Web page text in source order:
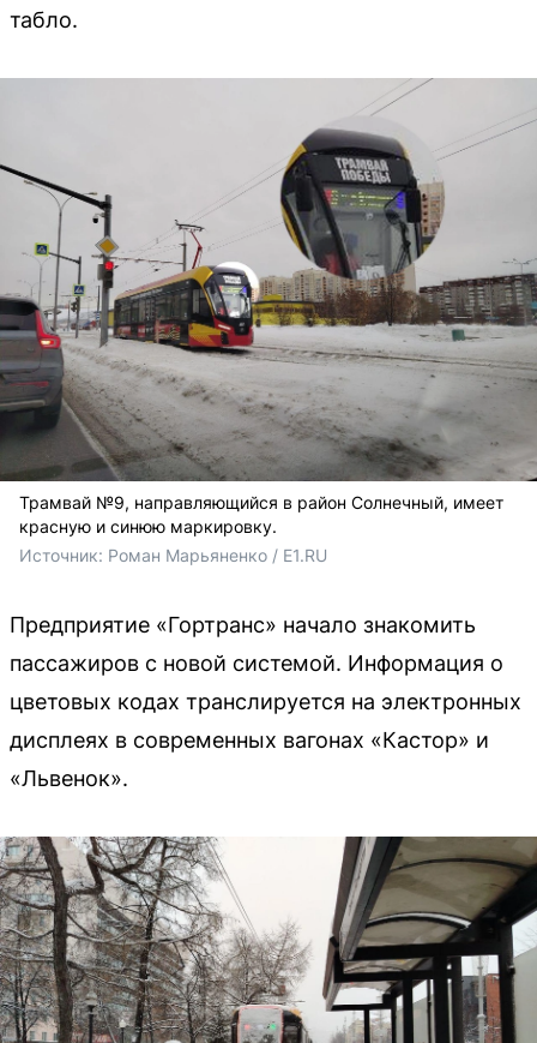
табло.
Трамвай №9, направляющийся в район Солнечный, имеет
красную и синюю маркировку.
Источник: Роман Марьяненко / E1.RU
Предприятие «Гортранс» начало знакомить
пассажиров с новой системой. Информация о
цветовых кодах транслируется на электронных
дисплеях в современных вагонах «Кастор» и
«Львенок».